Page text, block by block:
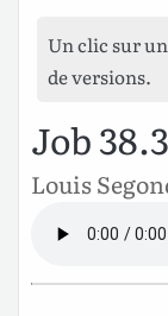
Un clic sur
de versions.
Job
Louis